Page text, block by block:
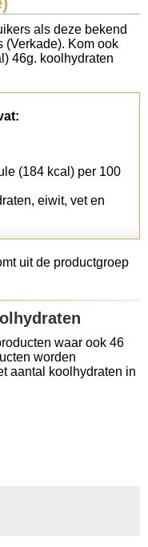
als deze bekend
(Verkade). Kom ook
46g. koolhydraten
(184 kcal) per 100
eiwit, vet en
uit de productgroep
waar ook 46
worden
aantal koolhydraten in